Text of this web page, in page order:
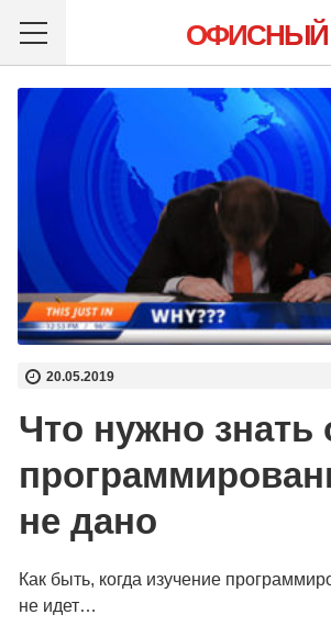
ОФИСНЫЙ
20.05.2019
Что нужно знать
не дано
Как быть, когда изучение
не идет…